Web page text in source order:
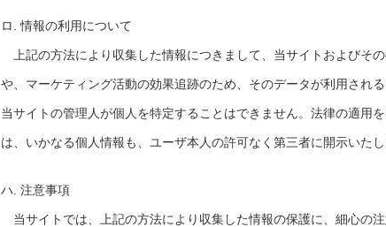
ロ. 情報の利用について
上記の方法により収集した情報につきまして、当サイトおよびそ
や、マーケティング活動の効果追跡のため、そのデータが利用され
当サイトの管理人が個人を特定することはできません。法律の適用
は、いかなる個人情報も、ユーザ本人の許可なく第三者に開示いたし
ハ. 注意事項
当サイトでは、上記の方法により収集した情報の保護に、細心の注